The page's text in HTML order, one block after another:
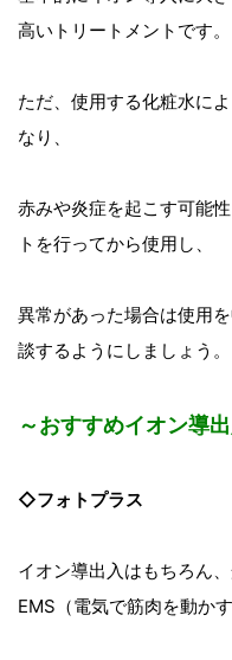
高いトリートメントです。
ただ、使用する化粧水に
なり、
赤みや炎症を起こす可能
トを行ってから使用し、
異常があった場合は使用
談するようにしましょう。
～おすすめイオン導
◇フォトプラス
イオン導出入はもちろん
EMS（電気で筋肉を動か